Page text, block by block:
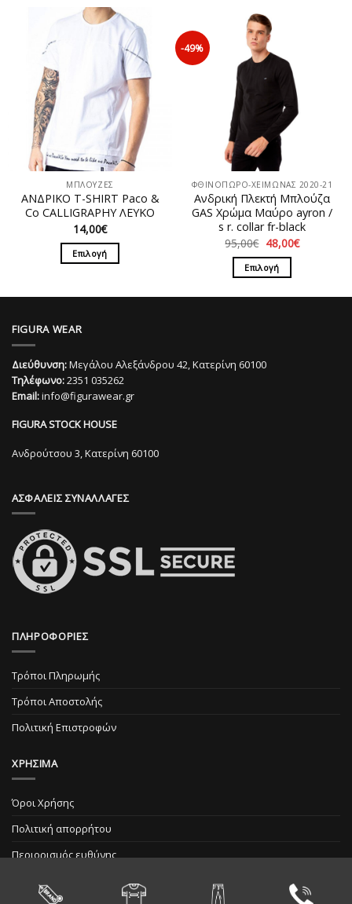
το
προϊόν
πολλαπλές
παραλλαγές.
Οι
επιλογές
μπορούν
επιλεγούν
στη
σελίδα
του
προϊόντος
προϊόν
έχει
πολλαπλές
παραλλαγές.
επιλογές
μπορούν
να
επιλεγούν
στη
σελίδα
του
προϊόντος
ΜΠΛΟΥΖΕΣ
ΑΝΔΡΙΚΟ T-SHIRT Paco &
Co CALLIGRAPHY ΛΕΥΚΟ
14,00€
Επιλογή
Οι
επιλογές
μπορούν
να
στη
προϊόντος
-49%
ΦΘΙΝΟΠΩΡΟ-ΧΕΙΜΩΝΑΣ 2020-21
Ανδρική Πλεκτή Μπλούζα
GAS Χρώμα Μαύρο ayron /
s r. collar fr-black
95,00€ Original
price
was:
95,00€.
48,00€Η
τρέχουσα
Επιλογή
το
παραλλαγές.
FIGURA WEAR
Διεύθυνση:Μεγάλου Αλεξάνδρου 42, Κατερίνη 60100
Τηλέφωνο:2351 035262
Email:info@figurawear.gr
FIGURA STOCK HOUSE
Ανδρούτσου 3, Κατερίνη 60100
ΑΣΦΑΛΕΙΣ ΣΥΝΑΛΛΑΓΕΣ
ΠΛΗΡΟΦΟΡΙΕΣ
Τρόποι Πληρωμής
Τρόποι Αποστολής
Πολιτική Επιστροφών
ΧΡΗΣΙΜΑ
Όροι Χρήσης
Πολιτική απορρήτου
Περιορισμός ευθύνης